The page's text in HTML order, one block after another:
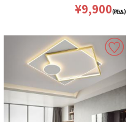
¥9,900(税込)